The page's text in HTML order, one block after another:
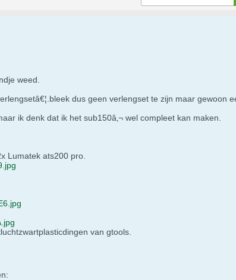
weed.
dus geen verlengset te zijn maar gewoon
ik denk dat ik het sub150â‚¬ wel compleet kan maken.
Lumatek ats200 pro.
van gtools.